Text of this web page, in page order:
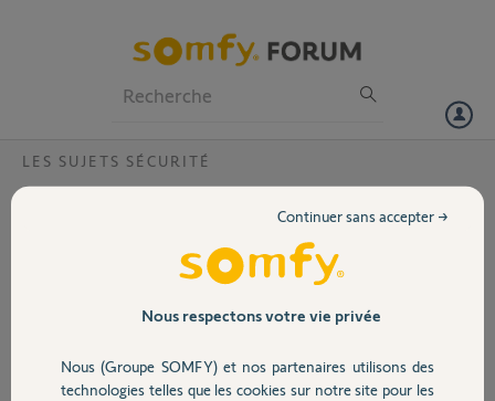
Volet
Sécurité
LES SUJETS SÉCURITÉ
Pourquoi ma caméra indoor en sensibilité
Ma caméra indoor déclenche l'alarme lorsque de mes chats circulent
sur le sol (ils font moins de 10kg tous les 2) alors que la sensibilité est
Comment faire pour régler le pb?
Nous respectons votre vie privée
Nous (Groupe SOMFY) et nos partenaires utilisons des
technologies telles que les cookies sur notre site pour les
Continuer sans accepter →